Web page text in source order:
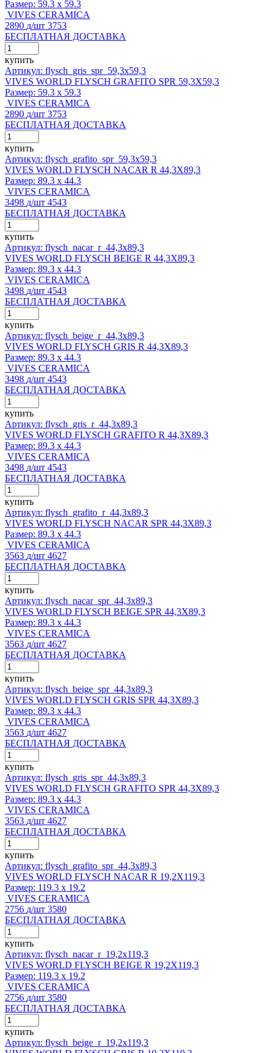
Размер: 59.3 x 59.3
VIVES CERAMICA
2890 д/шт 3753
БЕСПЛАТНАЯ ДОСТАВКА
купить
Артикул: flysch_gris_spr_59,3x59,3
VIVES WORLD FLYSCH GRAFITO SPR 59,3X59,3
Размер: 59.3 x 59.3
VIVES CERAMICA
2890 д/шт 3753
БЕСПЛАТНАЯ ДОСТАВКА
купить
Артикул: flysch_grafito_spr_59,3x59,3
VIVES WORLD FLYSCH NACAR R 44,3X89,3
Размер: 89.3 x 44.3
VIVES CERAMICA
3498 д/шт 4543
БЕСПЛАТНАЯ ДОСТАВКА
купить
Артикул: flysch_nacar_r_44,3x89,3
VIVES WORLD FLYSCH BEIGE R 44,3X89,3
Размер: 89.3 x 44.3
VIVES CERAMICA
3498 д/шт 4543
БЕСПЛАТНАЯ ДОСТАВКА
купить
Артикул: flysch_beige_r_44,3x89,3
VIVES WORLD FLYSCH GRIS R 44,3X89,3
Размер: 89.3 x 44.3
VIVES CERAMICA
3498 д/шт 4543
БЕСПЛАТНАЯ ДОСТАВКА
купить
Артикул: flysch_gris_r_44,3x89,3
VIVES WORLD FLYSCH GRAFITO R 44,3X89,3
Размер: 89.3 x 44.3
VIVES CERAMICA
3498 д/шт 4543
БЕСПЛАТНАЯ ДОСТАВКА
купить
Артикул: flysch_grafito_r_44,3x89,3
VIVES WORLD FLYSCH NACAR SPR 44,3X89,3
Размер: 89.3 x 44.3
VIVES CERAMICA
3563 д/шт 4627
БЕСПЛАТНАЯ ДОСТАВКА
купить
Артикул: flysch_nacar_spr_44,3x89,3
VIVES WORLD FLYSCH BEIGE SPR 44,3X89,3
Размер: 89.3 x 44.3
VIVES CERAMICA
3563 д/шт 4627
БЕСПЛАТНАЯ ДОСТАВКА
купить
Артикул: flysch_beige_spr_44,3x89,3
VIVES WORLD FLYSCH GRIS SPR 44,3X89,3
Размер: 89.3 x 44.3
VIVES CERAMICA
3563 д/шт 4627
БЕСПЛАТНАЯ ДОСТАВКА
купить
Артикул: flysch_gris_spr_44,3x89,3
VIVES WORLD FLYSCH GRAFITO SPR 44,3X89,3
Размер: 89.3 x 44.3
VIVES CERAMICA
3563 д/шт 4627
БЕСПЛАТНАЯ ДОСТАВКА
купить
Артикул: flysch_grafito_spr_44,3x89,3
VIVES WORLD FLYSCH NACAR R 19,2X119,3
Размер: 119.3 x 19.2
VIVES CERAMICA
2756 д/шт 3580
БЕСПЛАТНАЯ ДОСТАВКА
купить
Артикул: flysch_nacar_r_19,2x119,3
VIVES WORLD FLYSCH BEIGE R 19,2X119,3
Размер: 119.3 x 19.2
VIVES CERAMICA
2756 д/шт 3580
БЕСПЛАТНАЯ ДОСТАВКА
купить
Артикул: flysch_beige_r_19,2x119,3